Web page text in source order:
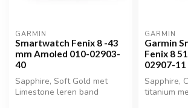
GARMIN
Smartwatch Fenix 8 -43
mm Amoled 010-02903-
40
Sapphire, Soft Gold met
Limestone leren band
GARMIN
Garmin
Fenix 8
02907-11
Sapphire,
titanium